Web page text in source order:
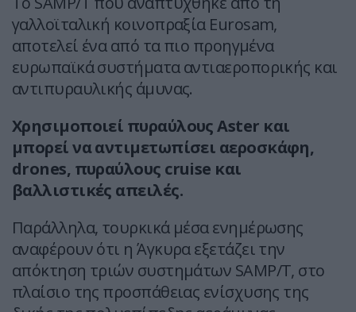
γαλλοϊταλική κοινοπραξία Eurosam,
αποτελεί ένα από τα πιο προηγμένα
ευρωπαϊκά συστήματα αντιαεροπορικής και
αντιπυραυλικής άμυνας.
Χρησιμοποιεί πυραύλους Aster και
μπορεί να αντιμετωπίσει αεροσκάφη,
drones, πυραύλους cruise και
βαλλιστικές απειλές.
Παράλληλα, τουρκικά μέσα ενημέρωσης
αναφέρουν ότι η Άγκυρα εξετάζει την
απόκτηση τριών συστημάτων SAMP/T, στο
πλαίσιο της προσπάθειας ενίσχυσης της